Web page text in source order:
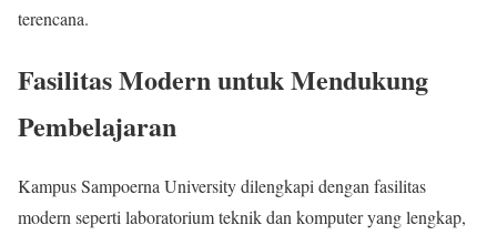
terencana.
Fasilitas Modern untuk Mendukung
Pembelajaran
Kampus Sampoerna University dilengkapi dengan fasilitas
modern seperti laboratorium teknik dan komputer yang lengkap,